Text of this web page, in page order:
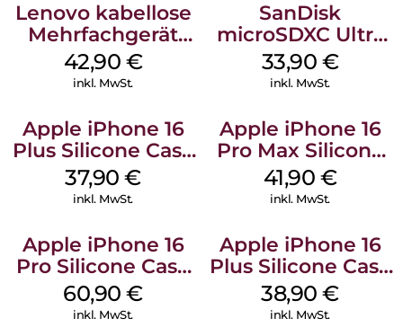
Lenovo kabellose
Mehrfachgerät
Luna Grey
42,90 €
inkl. MwSt.
SanDisk
microSDXC Ultra
128 GB + Adapter
Mobile
33,90 €
inkl. MwSt.
Apple iPhone 16
Plus Silicone Case
MagSafe Lake
Green
37,90€
inkl. MwSt.
Apple iPhone 16
Pro Max Silicone
Case MagSafe
Ultramarine
41,90 €
inkl. MwSt.
Apple iPhone 16
Pro Silicone Case
MagSafe Stone
Gray
60,90€
inkl. MwSt.
Apple iPhone 16
Plus Silicone Case
MagSafe Denim
38,90€
inkl. MwSt.